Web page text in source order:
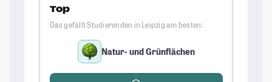
Top
Das gefällt Studierenden in Leipzig am besten:
Natur- und Grünflächen